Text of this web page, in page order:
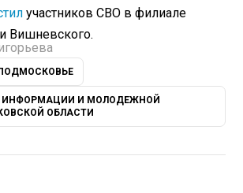
участников СВО в филиале
Вишневского.
ИНФОРМАЦИИ И МОЛОДЕЖНОЙ
ОБЛАСТИ